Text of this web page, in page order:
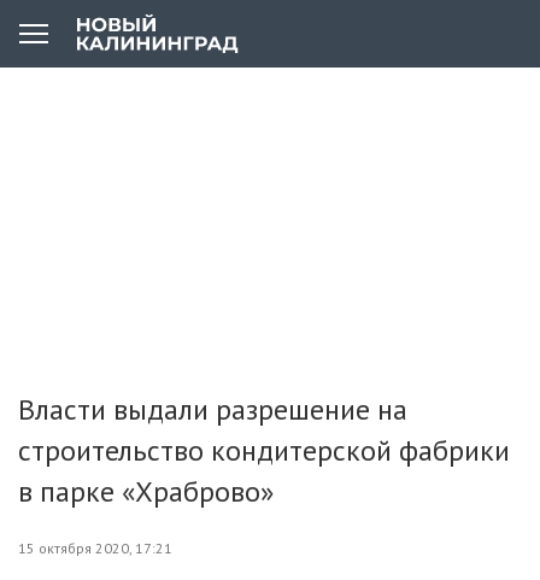
Власти выдали разрешение на
строительство кондитерской фабрики
в парке «Храброво»
15 октября 2020, 17:21